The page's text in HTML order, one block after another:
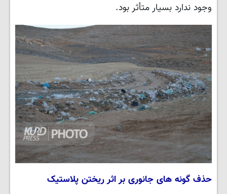
وجود ندارد بسیار متأثر بود.
حذف گونه های جانوری بر اثر ریختن پلاستیک